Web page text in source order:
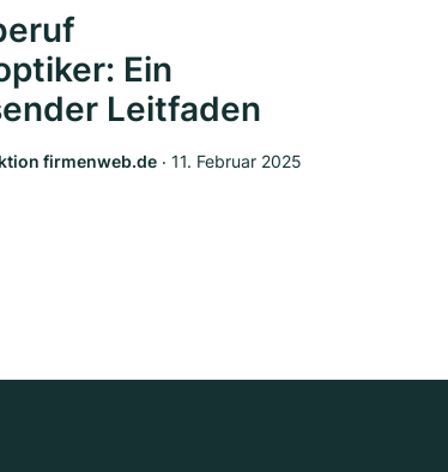
Ein
Leitfaden
firmenweb.de ‧ 11. Februar 2025